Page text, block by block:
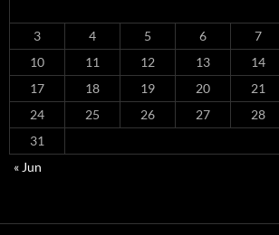
3
4 5 6 7
10
11 12 13 14
17
18 19 20 21
24
25 26 27 28
31
« Jun